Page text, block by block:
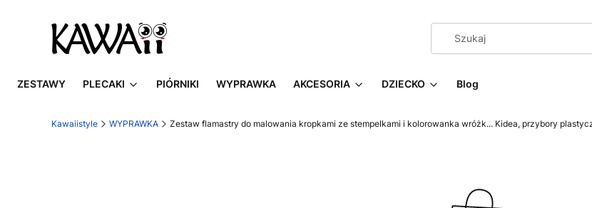
ZESTAWY PLECAKI PIÓRNIKI WYPRAWKA AKCESORIA DZIECKO Blog
Kawaiistyle WYPRAWKA Zestaw flamastry do malowania kropkami ze stempelkami i kolorowanka wróżk... Kidea, przybory